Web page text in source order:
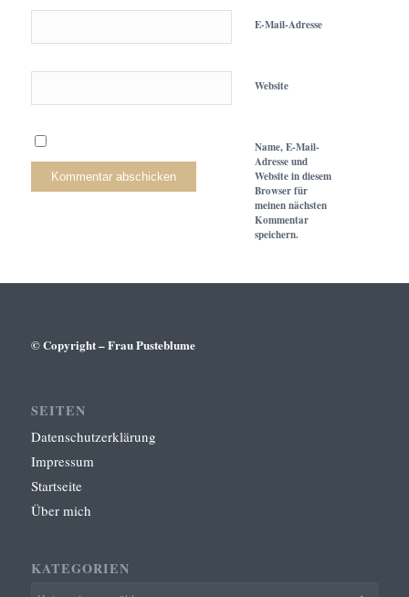
E-Mail-Adresse
Website
Name, E-Mail-
Adresse und
Website in diesem
Browser für
meinen nächsten
Kommentar
speichern.
© Copyright – Frau Pusteblume
SEITEN
Datenschutzerklärung
Impressum
Startseite
Über mich
KATEGORIEN